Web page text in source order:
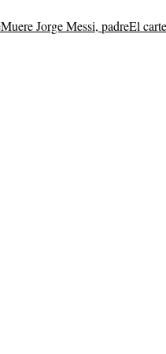
Muere Jorge Messi, padreEl